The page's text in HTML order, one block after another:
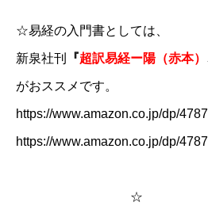
☆易経の入門書としては、
新泉社刊 ​​『​超訳易経ー陽（赤本）​
がおススメです。​
https://www.amazon.co.jp/dp/
https://www.amazon.co.jp/dp/
☆